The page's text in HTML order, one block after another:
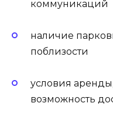
коммуникаций
наличие
поблизости
условия
возможность